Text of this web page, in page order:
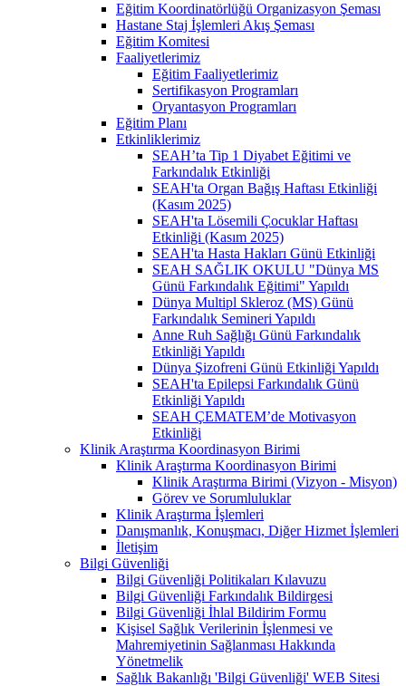
Eğitim Koordinatörlüğü Organizasyon Şeması
Hastane Staj İşlemleri Akış Şeması
Eğitim Komitesi
Faaliyetlerimiz
Eğitim Faaliyetlerimiz
Sertifikasyon Programları
Oryantasyon Programları
Eğitim Planı
Etkinliklerimiz
SEAH’ta Tip 1 Diyabet Eğitimi ve
Farkındalık Etkinliği
SEAH'ta Organ Bağış Haftası Etkinliği
(Kasım 2025)
SEAH'ta Lösemili Çocuklar Haftası
Etkinliği (Kasım 2025)
SEAH'ta Hasta Hakları Günü Etkinliği
SEAH SAĞLIK OKULU "Dünya MS
Günü Farkındalık Eğitimi" Yapıldı
Dünya Multipl Skleroz (MS) Günü
Farkındalık Semineri Yapıldı
Anne Ruh Sağlığı Günü Farkındalık
Etkinliği Yapıldı
Dünya Şizofreni Günü Etkinliği Yapıldı
SEAH'ta Epilepsi Farkındalık Günü
Etkinliği Yapıldı
SEAH ÇEMATEM’de Motivasyon
Etkinliği
Klinik Araştırma Koordinasyon Birimi
Klinik Araştırma Koordinasyon Birimi
Klinik Araştırma Birimi (Vizyon - Misyon)
Görev ve Sorumluluklar
Klinik Araştırma İşlemleri
Danışmanlık, Konuşmacı, Diğer Hizmet İşlemleri
İletişim
Bilgi Güvenliği
Bilgi Güvenliği Politikaları Kılavuzu
Bilgi Güvenliği Farkındalık Bildirgesi
Bilgi Güvenliği İhlal Bildirim Formu
Kişisel Sağlık Verilerinin İşlenmesi ve
Mahremiyetinin Sağlanması Hakkında
Yönetmelik
Sağlık Bakanlığı 'Bilgi Güvenliği' WEB Sitesi